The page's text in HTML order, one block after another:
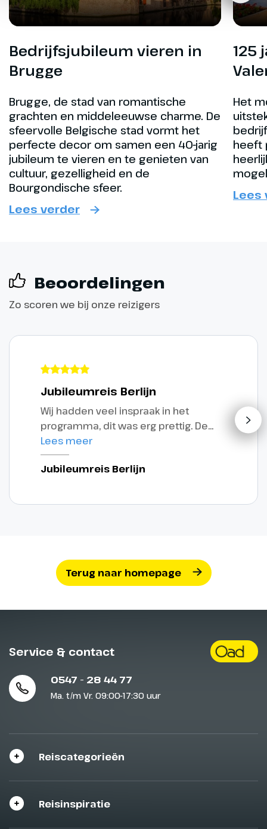
Bedrijfsjubileum vieren in
Brugge
Brugge, de stad van romantische
grachten en middeleeuwse charme. De
sfeervolle Belgische stad vormt het
perfecte decor om samen een 40-jarig
jubileum te vieren en te genieten van
cultuur, gezelligheid en de
Bourgondische sfeer.
Lees verder
125
Het
heeft
Lees
Beoordelingen
Zo scoren we bij onze reizigers
Jubileumreis Berlijn
Wij hadden veel inspraak in het
programma, dit was erg prettig. De
reis verliep ontzettend soepel en
georganiseerd. Een hele fijne partij
om mee samen te werken, die echt
Lees meer
Jubileumreis Berlijn
Terug naar homepage
Service & contact
0547 - 28 44 77
Ma. t/m Vr. 09:00-17:30 uur
Reiscategorieën
Reisinspiratie